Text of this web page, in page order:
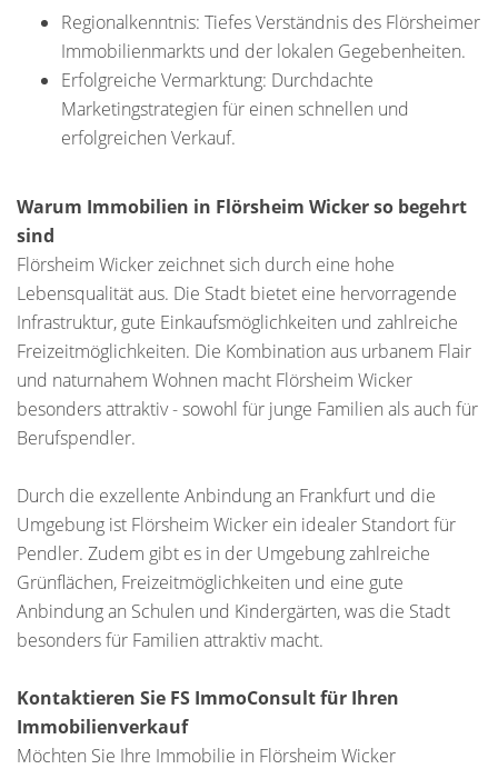
Regionalkenntnis: Tiefes Verständnis des Flörsheimer
Immobilienmarkts und der lokalen Gegebenheiten.
Erfolgreiche Vermarktung: Durchdachte
Marketingstrategien für einen schnellen und
erfolgreichen Verkauf.
Warum Immobilien in Flörsheim Wicker so begehrt
sind
Flörsheim Wicker zeichnet sich durch eine hohe
Lebensqualität aus. Die Stadt bietet eine hervorragende
Infrastruktur, gute Einkaufsmöglichkeiten und zahlreiche
Freizeitmöglichkeiten. Die Kombination aus urbanem Flair
und naturnahem Wohnen macht Flörsheim Wicker
besonders attraktiv - sowohl für junge Familien als auch für
Berufspendler.
Durch die exzellente Anbindung an Frankfurt und die
Umgebung ist Flörsheim Wicker ein idealer Standort für
Pendler. Zudem gibt es in der Umgebung zahlreiche
Grünflächen, Freizeitmöglichkeiten und eine gute
Anbindung an Schulen und Kindergärten, was die Stadt
besonders für Familien attraktiv macht.
Kontaktieren Sie FS ImmoConsult für Ihren
Immobilienverkauf
Möchten Sie Ihre Immobilie in Flörsheim Wicker